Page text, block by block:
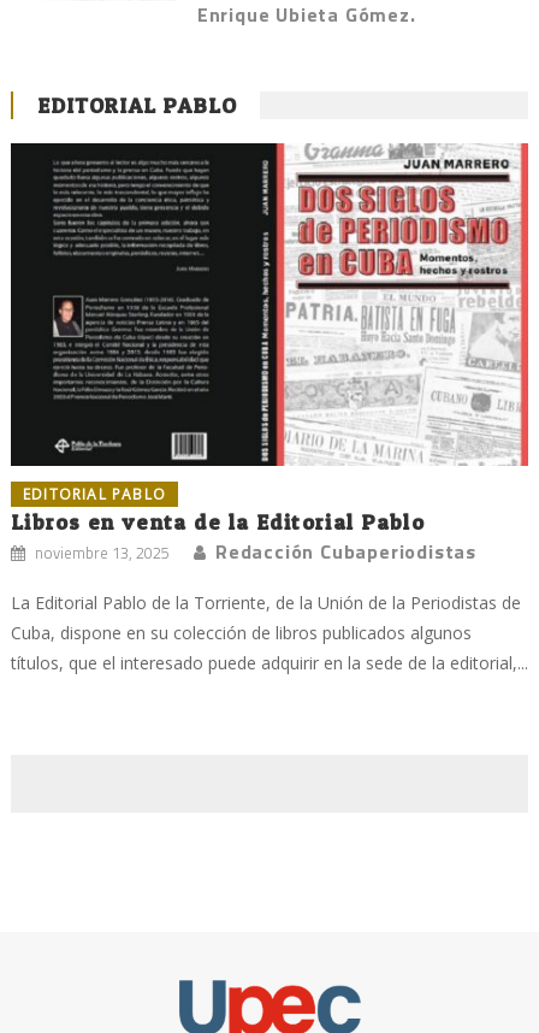
Enrique Ubieta Gómez.
EDITORIAL PABLO
EDITORIAL PABLO
Libros en venta de la Editorial Pablo
noviembre 13, 2025 Redacción Cubaperiodistas
La Editorial Pablo de la Torriente, de la Unión de la Periodistas de
Cuba, dispone en su colección de libros publicados algunos
títulos, que el interesado puede adquirir en la sede de la editorial,...